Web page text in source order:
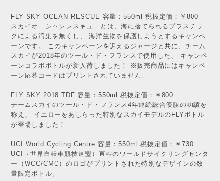
FLY SKY OCEAN RESCUE 容量：550ml 税抜定価：￥800
スカイオーシャンレスキューとは、海に捨てられるプラスチッ
クによる汚染を無くし、 海洋生物を保護しようとするキャンペ
ーンです。 このキャンペーンを訴えるジャージと共に、チーム
スカイが2018年のツール・ド・フランスで使用した、 キャンペ
ーンコラボボトルが新入荷しました！ ※販売商品にはキャンペ
ーン応募コードはプリントされていません。
FLY SKY 2018 TDF 容量：550ml 税抜定価：￥800
チームスカイのツール・ド・フランス4年連続総合優勝の功績を
称え、 イエローをあしらった特別なスカイモデルのFLYボトル
が登場しました！
UCI World Cycling Centre 容量：550ml 税抜定価：￥730
UCI（世界自転車競技連盟）直轄のワールドサイクリングセンタ
ー（WCC/CMC）のロゴがプリントされた特別なデザインの数
量限定ボトル。